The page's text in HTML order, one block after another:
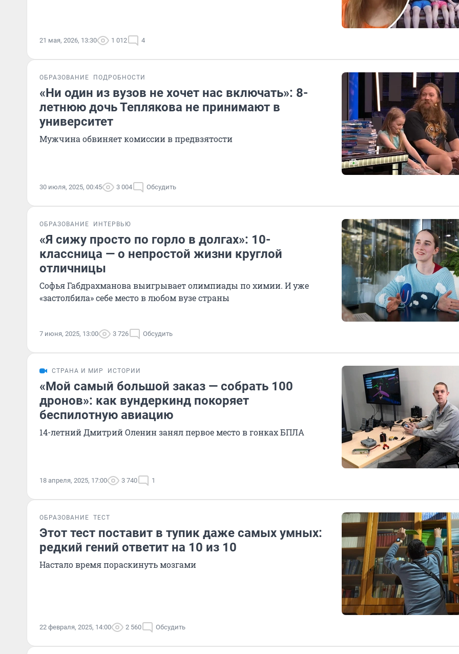
21 мая, 2026, 13:30 1 012 4
ОБРАЗОВАНИЕ ПОДРОБНОСТИ
«Ни один из вузов не хочет нас включать»: 8-
летнюю дочь Теплякова не принимают в
университет
Мужчина обвиняет комиссии в предвзятости
30 июля, 2025, 00:45 3 004 Обсудить
ОБРАЗОВАНИЕ ИНТЕРВЬЮ
«Я сижу просто по горло в долгах»: 10-
классница — о непростой жизни круглой
отличницы
Софья Габдрахманова выигрывает олимпиады по химии. И уже
«застолбила» себе место в любом вузе страны
7 июня, 2025, 13:00 3 726 Обсудить
СТРАНА И МИР ИСТОРИИ
«Мой самый большой заказ — собрать 100
дронов»: как вундеркинд покоряет
беспилотную авиацию
14-летний Дмитрий Оленин занял первое место в гонках БПЛА
18 апреля, 2025, 17:00 3 740 1
ОБРАЗОВАНИЕ ТЕСТ
Этот тест поставит в тупик даже самых умных:
редкий гений ответит на 10 из 10
Настало время пораскинуть мозгами
22 февраля, 2025, 14:00 2 560 Обсудить